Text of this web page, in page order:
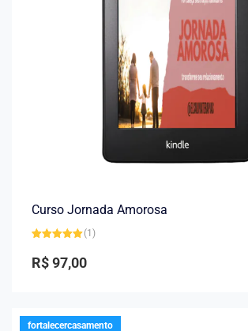
Curso Jornada Amorosa
5.00 de 5
(1)
R$97,00
fortalecercasamento